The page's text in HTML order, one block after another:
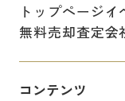
トップページイ
無料売却査定会
コンテンツ